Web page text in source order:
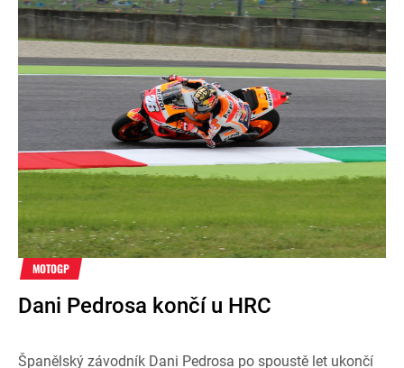
MOTOGP
Dani Pedrosa končí u HRC
Španělský závodník Dani Pedrosa po spoustě let ukončí